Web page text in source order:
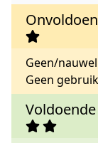
Geen/
Geen
Voldoende